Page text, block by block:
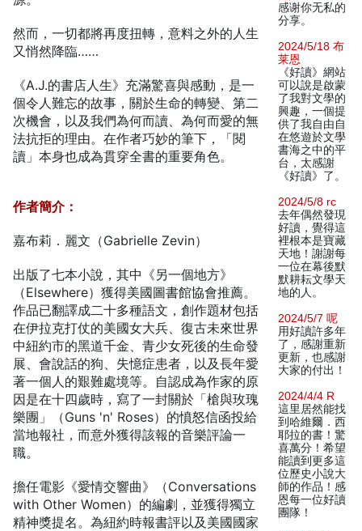
然而，一切都將再度扭轉，意料之外的人生
又悄然降臨……
《A.J.的書店人生》充滿驚喜與感動，是一
個令人難忘的故事，關於生命的轉變、第二
次機會，以及我們為何而讀、為何而愛的無
法抗拒的理由。在作者巧妙的筆下，「閱
讀」本身也成為貫穿全書的重要角色。
作者簡介：
嘉布莉．麗文（Gabrielle Zevin）
出版了七本小說，其中《另一個地方》
（Elsewhere）獲得美國圖書館協會推薦。
作品已翻譯成二十多種語文，創作題材包括
在伊拉克打仗的美國女大兵、復古未來世界
中紐約市的黑道千金、青少女死後的生命發
展、會說話的狗、失憶症患者，以及長年愛
著一個人的艱難處境等。自認成為作家的原
因是在十四歲時，寫了一封關於「槍與玫瑰
樂團」（Guns 'n' Roses）的憤怒信函投給
當地報社，而意外獲得該報的音樂評論一
職。
擔任電影《愛情交響曲》（Conversations
with Other Women）的編劇，並獲得獨立
精神獎提名。為紐約時報書評以及美國國家
感谢你无私的
分享。
2024/5/18 布
莱恩
《好讀》網站
可以說是啟蒙
了我對文學的
興趣，一個提
供了我自由自
在悠遊於文學
書海之中的平
台，太感謝
《好讀》了。
2024/5/8 rc
去年偶然發現
好讀，覺得這
裡根本是寶藏
天地！謝謝每
一位在幕後默
默耕耘文學天
地的人。
2024/5/7 呢
用好讀許多年
了，感謝重新
更新，也感謝
大家的付出！
2024/4/4 R
這里居然能找
到哈維爾．西
耶拉的書！驚
喜萬分！希望
能讀到更多這
位歷史小說大
師的作品！感
恩每一位好讀
團隊！